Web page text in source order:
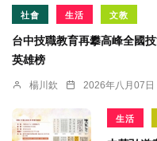
社會 生活 文教
台中技職教育再攀高峰全國
英雄榜
楊川欽 2026年八月07日
生活